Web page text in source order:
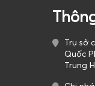
Trụ sở
Quốc
Trung